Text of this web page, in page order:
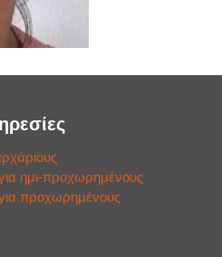
ημι-προχωρημένους
προχωρημένους